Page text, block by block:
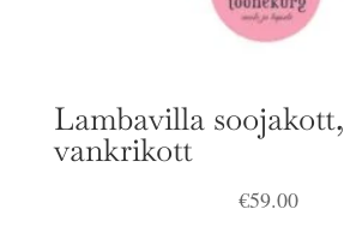
Lambavilla soojakott,
vankrikott
€59.00